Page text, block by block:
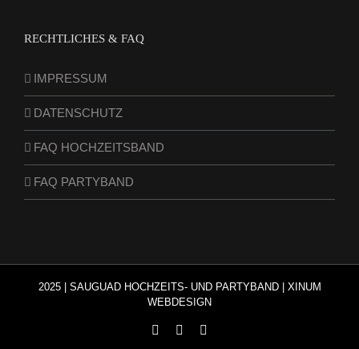
RECHTLICHES & FAQ
IMPRESSUM
DATENSCHUTZ
FAQ HOCHZEITSBAND
FAQ PARTYBAND
2025 | SAUGUAD HOCHZEITS- UND PARTYBAND| XINUM
WEBDESIGN
FacebookInstagram